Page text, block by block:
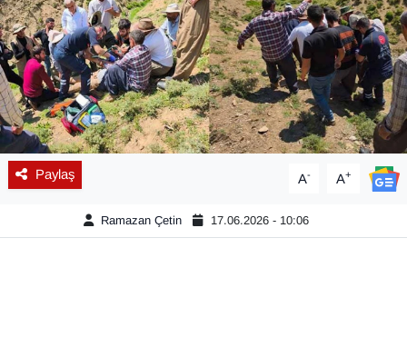
Paylaş A- A+
Ramazan Çetin 17.06.2026 - 10:06
DÜNYA
EĞİTİM
EKONOMİ
Eleman
Emlak